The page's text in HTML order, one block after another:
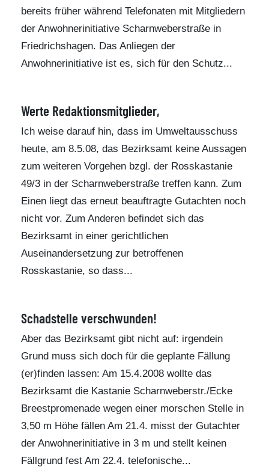
bereits früher während Telefonaten mit Mitgliedern
der Anwohnerinitiative Scharnweberstraße in
Friedrichshagen. Das Anliegen der
Anwohnerinitiative ist es, sich für den Schutz...
Werte Redaktionsmitglieder,
Ich weise darauf hin, dass im Umweltausschuss
heute, am 8.5.08, das Bezirksamt keine Aussagen
zum weiteren Vorgehen bzgl. der Rosskastanie
49/3 in der Scharnweberstraße treffen kann. Zum
Einen liegt das erneut beauftragte Gutachten noch
nicht vor. Zum Anderen befindet sich das
Bezirksamt in einer gerichtlichen
Auseinandersetzung zur betroffenen
Rosskastanie, so dass...
Schadstelle verschwunden!
Aber das Bezirksamt gibt nicht auf: irgendein
Grund muss sich doch für die geplante Fällung
(er)finden lassen: Am 15.4.2008 wollte das
Bezirksamt die Kastanie Scharnweberstr./Ecke
Breestpromenade wegen einer morschen Stelle in
3,50 m Höhe fällen Am 21.4. misst der Gutachter
der Anwohnerinitiative in 3 m und stellt keinen
Fällgrund fest Am 22.4. telefonische...